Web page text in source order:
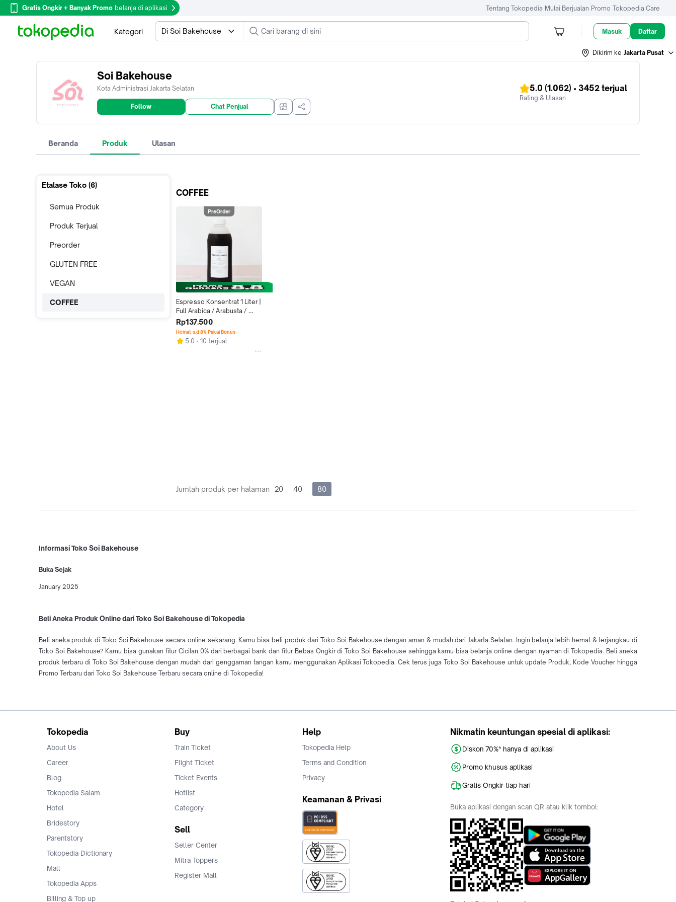
Gratis Ongkir + Banyak Promo belanja di aplikasi Tentang Tokopedia Mulai Berjualan Promo Tokopedia Care
Kategori Di Soi Bakehouse Masuk Daftar
Dikirim ke Jakarta Pusat
Soi Bakehouse
Kota Administrasi Jakarta Selatan
Follow Chat Penjual
5.0 (1.062) • 3452 terjual
Rating & Ulasan
Beranda Produk Ulasan
Etalase Toko (6)
Semua Produk
Produk Terjual
Preorder
GLUTEN FREE
VEGAN
COFFEE
COFFEE
PreOrder
Espresso Konsentrat 1 Liter |
Full Arabica / Arabusta /
Robusta
Rp137.500
Hemat s.d 8% Pakai Bonus
5.0 10 terjual
Jumlah produk per halaman 20 40 80
Informasi Toko Soi Bakehouse
Buka Sejak
January 2025
Beli Aneka Produk Online dari Toko Soi Bakehouse di Tokopedia
Beli aneka produk di Toko Soi Bakehouse secara online sekarang. Kamu bisa beli produk dari Toko Soi Bakehouse dengan aman & mudah dari Jakarta Selatan. Ingin belanja lebih hemat & terjangkau di
Toko Soi Bakehouse? Kamu bisa gunakan fitur Cicilan 0% dari berbagai bank dan fitur Bebas Ongkir di Toko Soi Bakehouse sehingga kamu bisa belanja online dengan nyaman di Tokopedia. Beli aneka
produk terbaru di Toko Soi Bakehouse dengan mudah dari genggaman tangan kamu menggunakan Aplikasi Tokopedia. Cek terus juga Toko Soi Bakehouse untuk update Produk, Kode Voucher hingga
Promo Terbaru dari Toko Soi Bakehouse Terbaru secara online di Tokopedia!
Tokopedia
About Us
Career
Blog
Tokopedia Salam
Hotel
Bridestory
Parentstory
Tokopedia Dictionary
Mall
Tokopedia Apps
Billing & Top up
Buy
Train Ticket
Flight Ticket
Ticket Events
Hotlist
Category
Sell
Seller Center
Mitra Toppers
Register Mall
Help
Tokopedia Help
Terms and Condition
Privacy
Keamanan & Privasi
Nikmatin keuntungan spesial di aplikasi:
Diskon 70%* hanya di aplikasi
Promo khusus aplikasi
Gratis Ongkir tiap hari
Buka aplikasi dengan scan QR atau klik tombol: